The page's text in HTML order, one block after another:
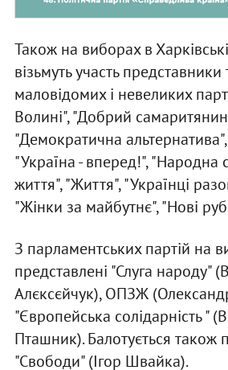
Також на виборах в
візьмуть участь представники
маловідомих і невеликих
Волині", "Добрий
"Демократична
"Україна - вперед!", "Народна
життя", "Життя", "Українці
"Жінки за майбутнє", "Нові
З парламентських партій на
представлені "Слуга народу"
Алєксєйчук), ОПЗЖ
"Європейська солідарність "
Пташник). Балотується також
"Свободи" (Ігор Швайка).